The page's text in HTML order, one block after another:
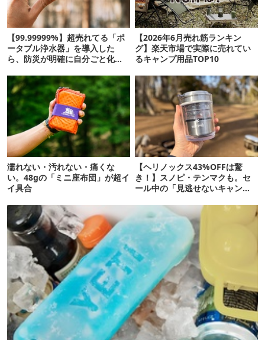
【99.99999%】超売れてる「ポ
ータブル浄水器」を導入した
ら、防災が明確に自分ごと化し
【2026年6月売れ筋ランキン
グ】楽天市場で実際に売れてい
るキャンプ用品TOP10
濡れない・汚れない・痛くな
い。48gの「ミニ座布団」が超イ
イ具合
【ヘリノックス43%OFFは驚
き！】スノピ・テンマクも。セ
ール中の「見逃せないキャンプ